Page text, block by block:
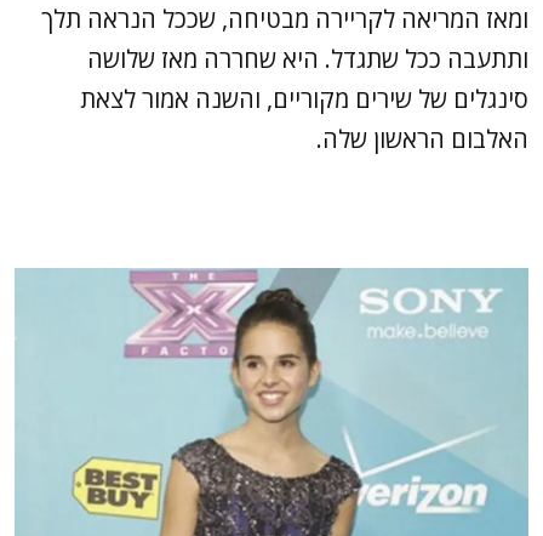
ומאז המריאה לקריירה מבטיחה, שככל הנראה תלך
ותתעבה ככל שתגדל. היא שחררה מאז שלושה
סינגלים של שירים מקוריים, והשנה אמור לצאת
האלבום הראשון שלה.